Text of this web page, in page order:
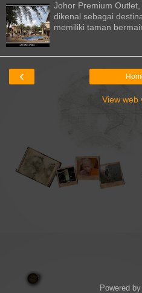
Johor Premium
dikenal sebagai
memiliki taman
‹
View web
Powered by